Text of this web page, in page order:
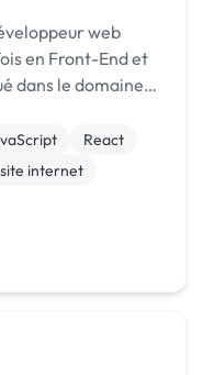
web
en Front-End et
Mes
React
internet